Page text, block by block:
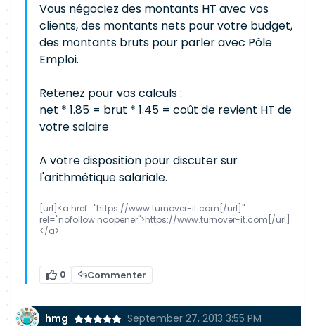
Vous négociez des montants HT avec vos
clients, des montants nets pour votre budget,
des montants bruts pour parler avec Pôle
Emploi.
Retenez pour vos calculs :
net * 1.85 = brut * 1.45 = coût de revient HT de
votre salaire
A votre disposition pour discuter sur
l'arithmétique salariale.
[url]<a href="https://www.turnover-it.com[/url]"
rel="nofollow noopener">https://www.turnover-it.com[/url]
</a>
0 Commenter
hmg September 27, 2013 3:55 PM